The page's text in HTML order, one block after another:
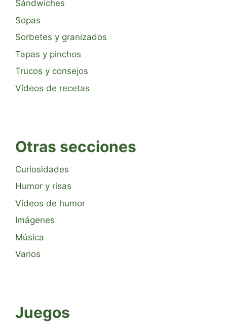
Sándwiches
Sopas
Sorbetes y granizados
Tapas y pinchos
Trucos y consejos
Vídeos de recetas
Otras secciones
Curiosidades
Humor y risas
Vídeos de humor
Imágenes
Música
Varios
Juegos